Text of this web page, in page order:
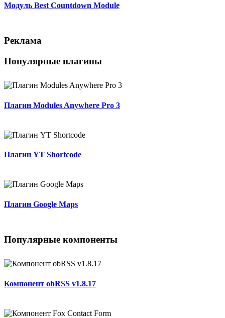
Модуль Best Countdown Module
Реклама
Популярные плагины
Плагин Modules Anywhere Pro 3
Плагин YT Shortcode
Плагин Google Maps
Популярные компоненты
Компонент obRSS v1.8.17